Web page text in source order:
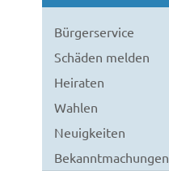
Bürgerservice
Schäden melden
Heiraten
Wahlen
Neuigkeiten
Bekanntmachungen